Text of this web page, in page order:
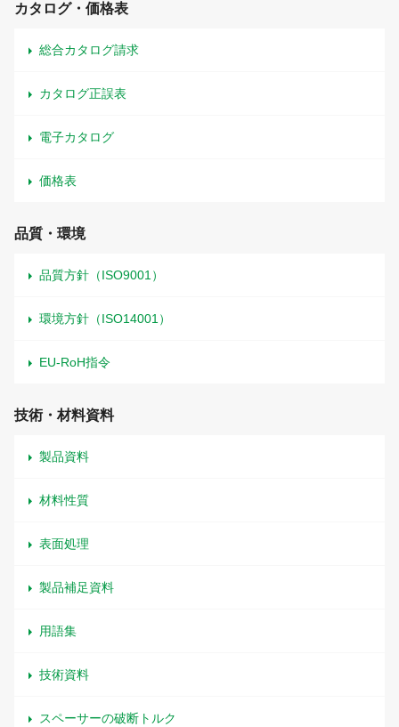
カタログ・価格表
総合カタログ請求
カタログ正誤表
電子カタログ
価格表
品質・環境
品質方針（ISO9001）
環境方針（ISO14001）
EU-RoH指令
技術・材料資料
製品資料
材料性質
表面処理
製品補足資料
用語集
技術資料
スペーサーの破断トルク